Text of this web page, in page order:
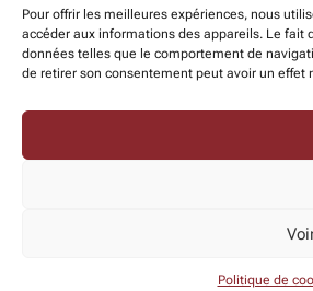
Pour offrir les meilleures expériences, nous
accéder aux informations des appareils. Le fait
données telles que le comportement de
de retirer son consentement peut avoir un
Politique de